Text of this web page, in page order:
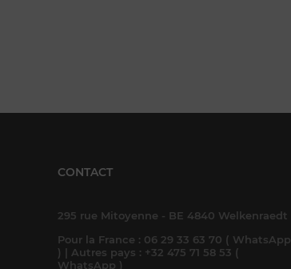
CONTACT
295 rue Mitoyenne - BE 4840 Welkenraedt
Pour la France : 06 29 33 63 70 ( WhatsApp
) | Autres pays : +32 475 71 58 53 (
WhatsApp )